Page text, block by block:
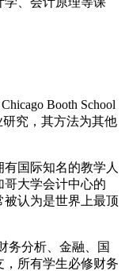
Booth School
研究，其方法为其他
国际知名的教学人
哥大学会计中心的
被认为是世界上最顶
分析、金融、国
，所有学生必修财务